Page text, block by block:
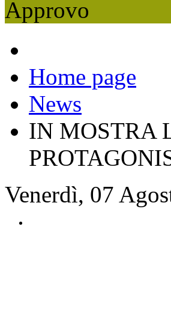
Approvo
Home page
News
IN MOSTRA
Venerdì, 07